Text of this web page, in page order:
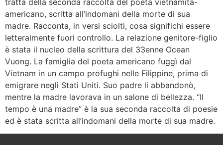
tratta della seconda raccolta del poeta vietnamita-
americano, scritta all’indomani della morte di sua
madre. Racconta, in versi sciolti, cosa significhi essere
letteralmente fuori controllo. La relazione genitore-figlio
è stata il nucleo della scrittura del 33enne Ocean
Vuong. La famiglia del poeta americano fuggì dal
Vietnam in un campo profughi nelle Filippine, prima di
emigrare negli Stati Uniti. Suo padre li abbandonò,
mentre la madre lavorava in un salone di bellezza. “Il
tempo è una madre” è la sua seconda raccolta di poesie
ed è stata scritta all’indomani della morte di sua madre.